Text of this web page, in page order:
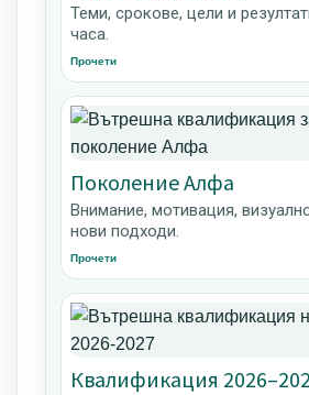
Теми, срокове, цели и
часа.
Прочети
Поколение Алфа
Внимание, мотивация,
нови подходи.
Прочети
Квалификация